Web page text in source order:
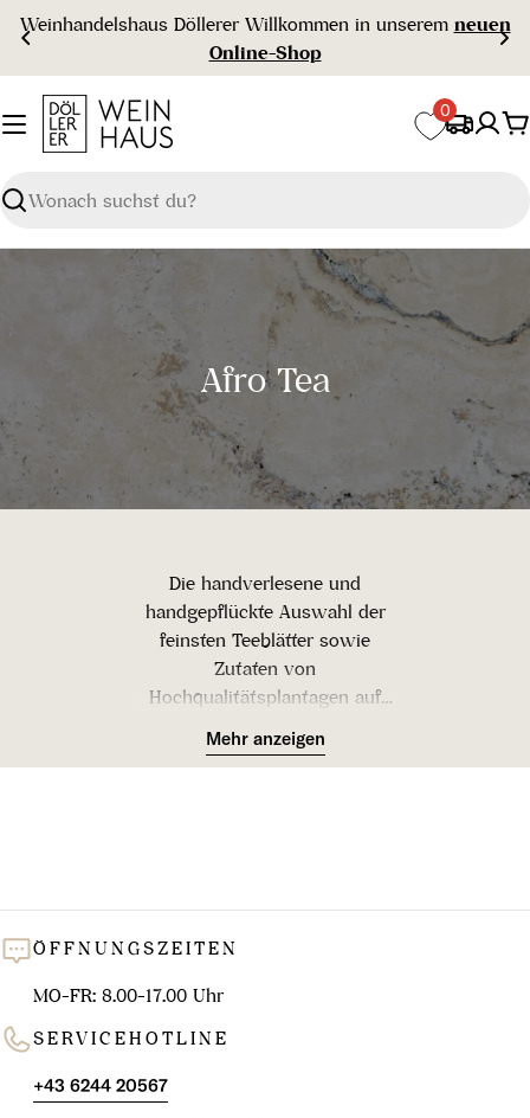
Zum
Inhalt
springen
Döllerer Willkommen in unseremneuen
Online-Shop
Suchen
0
S
a
m
m
u
n
g
:
Afro Tea
Die handverlesene und
handgepflückte Auswahl der
feinsten Teeblätter sowie
Zutaten von
Hochqualitätsplantagen auf
bilden die Grundlage dessen,
als handgenähte
ansprechenden Packungen im
AFRO-Design erhältlich.
Mehr anzeigen
ÖFFNUNGSZEITEN
MO-FR: 8.00-17.00 Uhr
SERVICEHOTLINE
+43 6244 20567